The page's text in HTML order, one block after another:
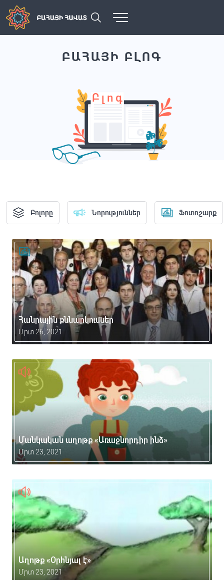
ԲԱՀԱՅԻ ԲԼՈԳ
Բլոգ
Բոլորը Նորություններ Ֆոտոշարք
Հանրային քննարկումներ
Մրտ 26, 2021
Մանկական աղոթք «Առաջնորդիր ինձ»
Մրտ 23, 2021
Աղոթք «Օրհնյալ է»
Մրտ 23, 2021